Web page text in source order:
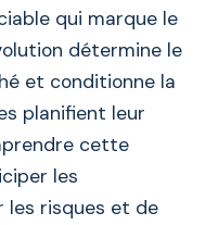
qui marque le
détermine le
et conditionne la
planifient leur
cette
les
les risques et de